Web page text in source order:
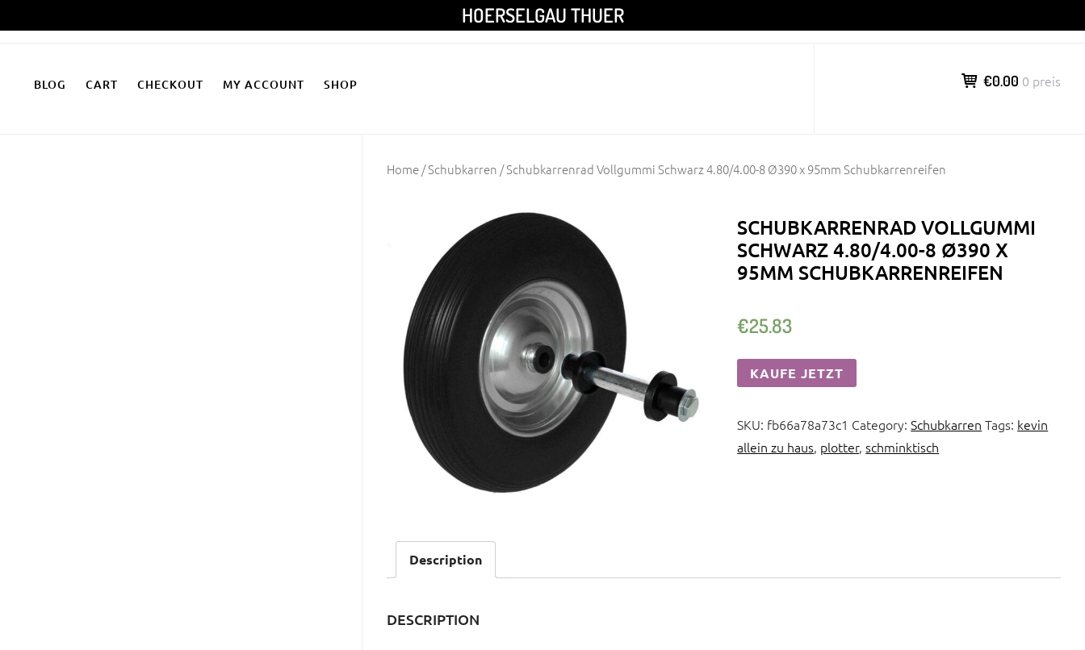
Inhalt
HOERSELGAU THUER
BLOG CART CHECKOUT MY ACCOUNT SHOP €0.00 0 preis
Home/Schubkarren / Schubkarrenrad Vollgummi Schwarz 4.80/4.00-8 Ø390 x 95mm Schubkarrenreifen
SCHUBKARRENRAD VOLLGUMMI
SCHWARZ 4.80/4.00-8 Ø390 X
95MM SCHUBKARRENREIFEN
€25.83
KAUFE JETZT
SKU: fb66a78a73c1 Category:Schubkarren Tags: kevin
allein zu haus, plotter,schminktisch
Description
DESCRIPTION